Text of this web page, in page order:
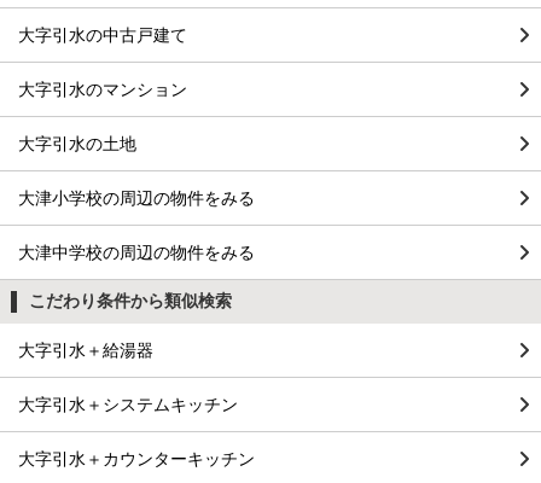
大字引水の中古戸建て
大字引水のマンション
大字引水の土地
大津小学校の周辺の物件をみる
大津中学校の周辺の物件をみる
こだわり条件から類似検索
大字引水＋給湯器
大字引水＋システムキッチン
大字引水＋カウンターキッチン